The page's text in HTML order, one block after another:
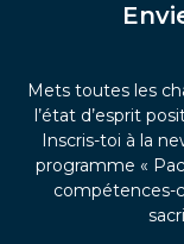
Mets toutes les
l’état d’esprit
Inscris-toi à la
programme «
compétences-